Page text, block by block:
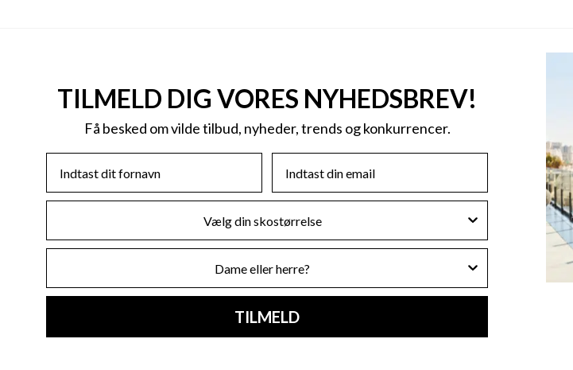
TILMELD DIG VORES NYHEDSBREV!
Få besked om vilde tilbud, nyheder, trends og konkurrencer.
TILMELD